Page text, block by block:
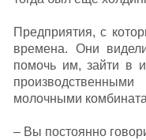
Предприятия, с
времена. Они
помочь им, зайти в
молочными
– Вы постоянно